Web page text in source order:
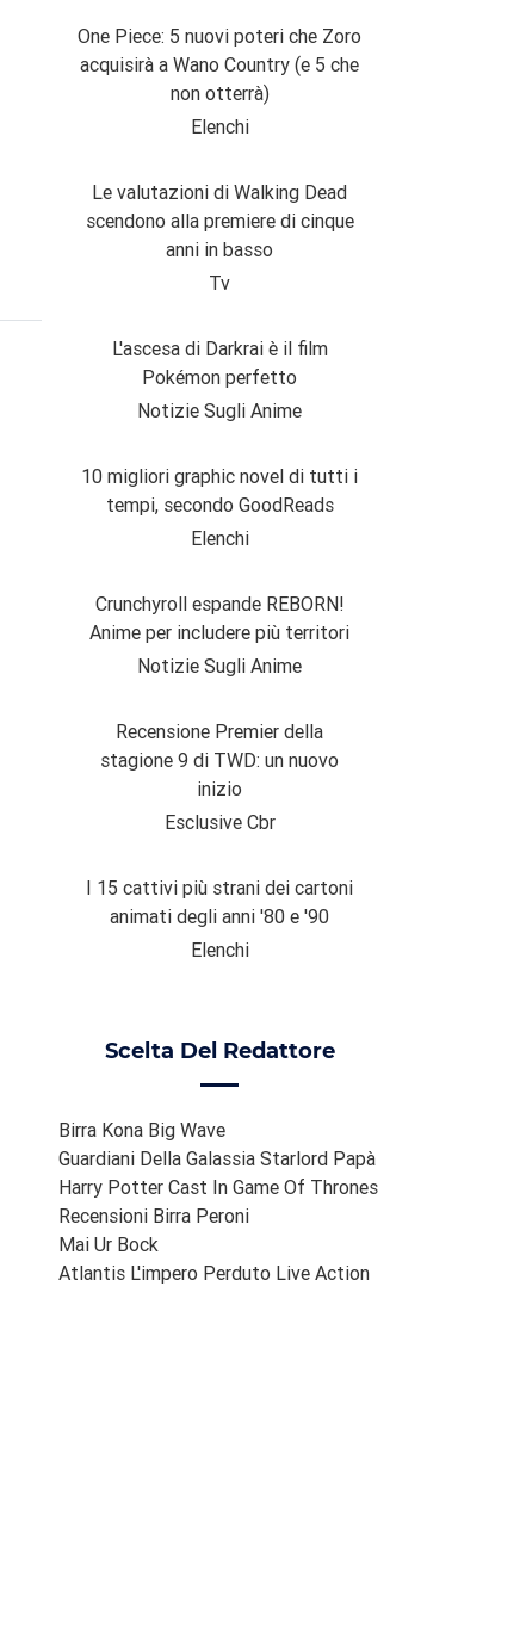
One Piece: 5 nuovi poteri che Zoro
acquisirà a Wano Country (e 5 che
non otterrà)
Elenchi
Le valutazioni di Walking Dead
scendono alla premiere di cinque
anni in basso
Tv
L'ascesa di Darkrai è il film
Pokémon perfetto
Notizie Sugli Anime
10 migliori graphic novel di tutti i
tempi, secondo GoodReads
Elenchi
Crunchyroll espande REBORN!
Anime per includere più territori
Notizie Sugli Anime
Recensione Premier della
stagione 9 di TWD: un nuovo
inizio
Esclusive Cbr
I 15 cattivi più strani dei cartoni
animati degli anni '80 e '90
Elenchi
Scelta Del Redattore
Birra Kona Big Wave
Guardiani Della Galassia Starlord Papà
Harry Potter Cast In Game Of Thrones
Recensioni Birra Peroni
Mai Ur Bock
Atlantis L'impero Perduto Live Action